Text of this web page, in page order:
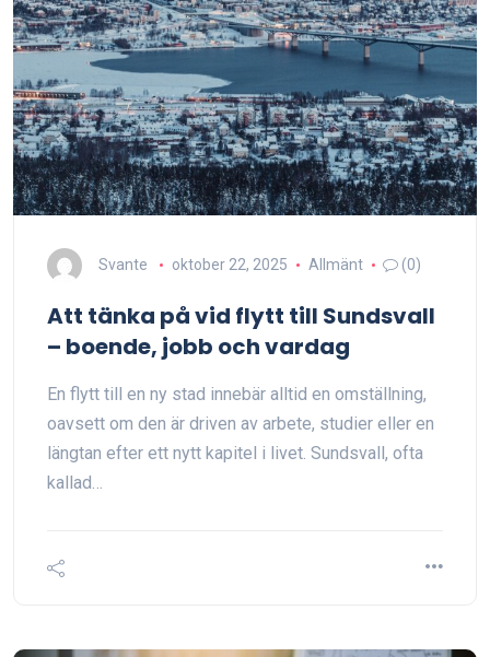
Svante oktober 22, 2025 Allmänt (0)
Att tänka på vid flytt till Sundsvall
– boende, jobb och vardag
En flytt till en ny stad innebär alltid en omställning,
oavsett om den är driven av arbete, studier eller en
längtan efter ett nytt kapitel i livet. Sundsvall, ofta
kallad…